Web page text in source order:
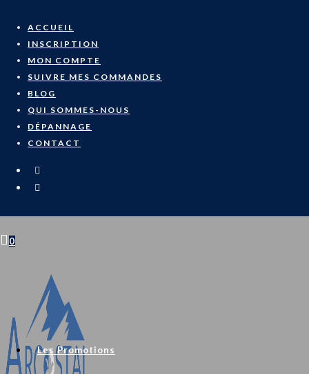
content
ACCUEIL
INSCRIPTION
MON COMPTE
SUIVRE MES COMMANDES
BLOG
QUI SOMMES-NOUS
DÉPANNAGE
CONTACT
0
Les Promotions